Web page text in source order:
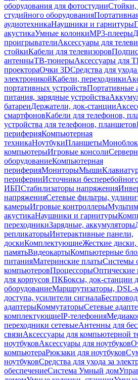
оборудования для фотостудииСтойки,
студийного оборудования
аудиотехникаНаушники и гарнитуры
акустикаУмные колонкиMP3-плееры
проигрывателиАксессуары для
стойкиКабели для телевизоров
антенныТВ-тюнерыАксессуары для
проектораОчки 3DСредства для ухода
электроникойКабели, переходники
портативных устройствПортативные
питания, зарядные устройства
батареиДержатели, док-станции
смартфоновКабели для телефонов,
устройства для телефонов, планшетов
периферияКомпьютерная
техникаНоутбукиПланшеты
компьютерыИгровые консоли
оборудованиеКомпьютерная
периферияМониторыМыши
периферииИсточники
ИБПСтабилизаторы напряжения
напряженияСетевые фильтры,
камерыИгровые контроллеры
акустикаНаушники и гарнитуры
переходникиЗарядные, аккумуляторы
репликаторыИнтерактивные панели,
доскиКомплектующиеЖесткие диски,
памятьВидеокартыКомпьютерные
питанияМатеринские платыСистемы
компьютеровПроцессорыОптические
для корпусов ПКБоксы, док-станции
оборудованиеМаршрутизаторы, DSL-
доступа, усилители сигнала
адаптерыКоммутаторыСетевые
комплектующиеIP-телефония
переходники сетевыеАнтенны для
связиАксессуары для компьютерной
ноутбуковАксессуары для ноутбуков
компьютераРюкзаки для ноутбуков
ноутбуковСредства для ухода за
обеспечениеСистема Умный дом